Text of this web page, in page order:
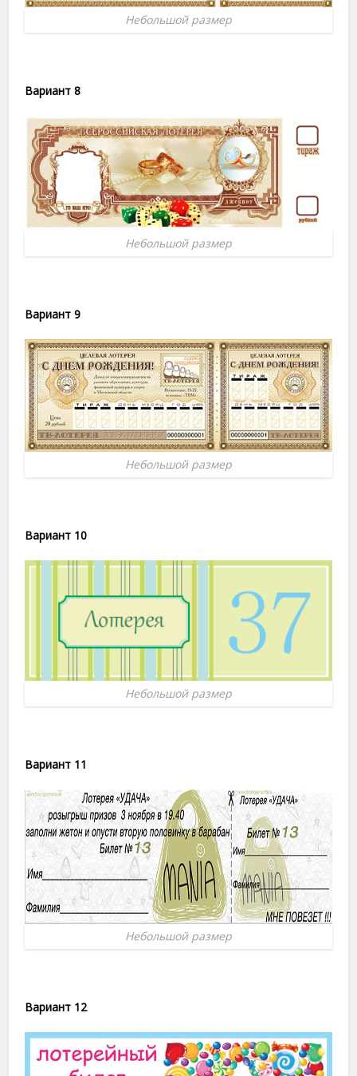
Небольшой размер
Вариант 8
Небольшой размер
Вариант 9
Небольшой размер
Вариант 10
Небольшой размер
Вариант 11
Небольшой размер
Вариант 12